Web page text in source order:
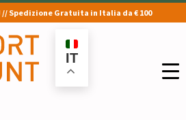
// Spedizione Gratuita in Italia da € 100
IT